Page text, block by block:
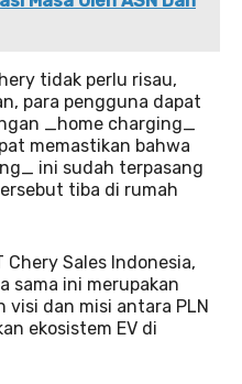
tidak perlu risau,
para pengguna dapat
_home charging_
memastikan bahwa
ini sudah terpasang
tiba di rumah
Sales Indonesia,
sama ini merupakan
visi dan misi antara PLN
ekosistem EV di